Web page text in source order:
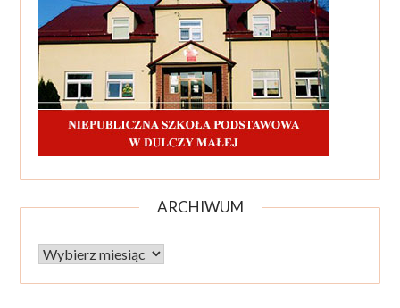
ARCHIWUM
Archiwum